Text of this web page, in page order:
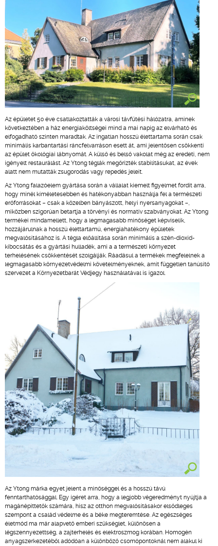
Az épületet 50 éve csatlakoztatták a városi távfűtési hálózatra, aminek
következtében a ház energiaköltségei mind a mai napig az elvárható és
elfogadható szinten maradtak. Az ingatlan hosszú élettartama során csak
minimális karbantartási ráncfelvarráson esett át, ami jelentősen csökkenti
az épület ökológiai lábnyomát. A külső és belső vakolat még az eredeti, nem
igényelt restaurálást. Az Ytong téglák megőrizték stabilitásukat, az évek
alatt nem mutatták zsugorodás vagy repedés jeleit.
Az Ytong falazóelem gyártása során a vállalat kiemelt figyelmet fordít arra,
hogy minél kíméletesebben és hatékonyabban használja fel a természeti
erőforrásokat – csak a közelben bányászott, helyi nyersanyagokat –,
miközben szigorúan betartja a törvényi és normatív szabványokat. Az Ytong
termékei mindamellett, hogy a legmagasabb minőséget képviselik,
hozzájárulnak a hosszú élettartamú, energiahatékony épületek
megvalósításához is. A tégla előállítása során minimális a szén-dioxid-
kibocsátás és a gyártási hulladék, ami a a természeti környezet
terhelésének csökkentését szolgálják. Ráadásul a termékek megfelelnek a
legmagasabb környezetvédelmi követelményeknek, amit független tanúsító
szervezet a Környezetbarát Védjegy használatával is igazol.
Az Ytong márka egyet jelent a minőséggel és a hosszú távú
fenntarthatósággal. Egy ígéret arra, hogy a legjobb végeredményt nyújtja a
magánépíttetők számára, hisz az otthon megvalósításakor elsődleges
szempont a család védelme és a béke megteremtése. Az egészséges
életmód ma már alapvető emberi szükséglet, különösen a
légszennyezettség, a zajterhelés és elektroszmog korában. Homogén
anyagszerkezetéből adódóan a különböző csomópontoknál nem alakul ki